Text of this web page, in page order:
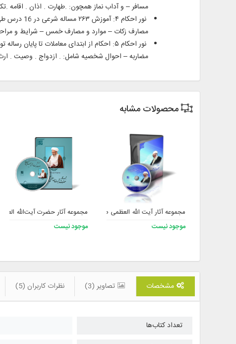
مسافر – و آداب نماز همچون: .طهارت . اذان . اقامه
مصارف زكات – موارد و مصارف خمس – شرایط و
نور احكام ۵: احكام از ابتدای معاملات تا
مضاربه – احوال شخصیه شامل: . ازدواج . وصیت .
محصولات مشابه
مجموعه آثار آیت الله العظمی صافی گلپایگانی (ره)
موجود نیست
مجموعه آثار حضرت آیت‌الله
موجود نیست
مشخصات تصاویر (3) نظرات کاربران (5)
تعداد کتاب‌ها